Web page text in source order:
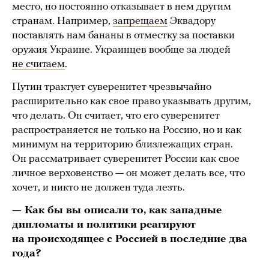
место, но постоянно отказывает в нем другим
странам. Например, запрещаем Эквадору
поставлять нам бананы в отместку за поставки
оружия Украине. Украинцев вообще за людей
не считаем.
Путин трактует суверенитет чрезвычайно
расширительно как свое право указывать другим,
что делать. Он считает, что его суверенитет
распространяется не только на Россию, но и как
минимум на территорию близлежащих стран.
Он рассматривает суверенитет России как свое
личное верховенство — он может делать все, что
хочет, и никто не должен туда лезть.
— Как бы вы описали то, как западные
дипломаты и политики реагируют
на происходящее с Россией в последние два
года?